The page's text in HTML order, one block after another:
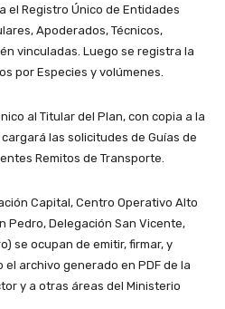
el Registro Único de Entidades
Apoderados, Técnicos,
vinculadas. Luego se registra la
por Especies y volúmenes.
al Titular del Plan, con copia a la
las solicitudes de Guías de
Remitos de Transporte.
Capital, Centro Operativo Alto
Pedro, Delegación San Vicente,
se ocupan de emitir, firmar, y
archivo generado en PDF de la
y a otras áreas del Ministerio